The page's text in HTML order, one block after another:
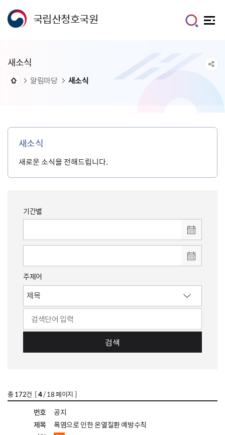
국립산청호국원
새소식
알림마당 새소식
새소식
새로운 소식을 전해드립니다.
기간별
주제어
검색
총172건 [4/ 18 페이지 ]
번호
공지
제목
폭염으로 인한 온열질환 예방수칙